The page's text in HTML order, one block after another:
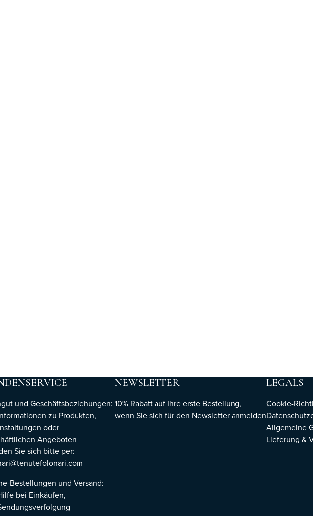
und Geschäftsbeziehungen:
zu Produkten,
oder
Angeboten
Sie sich bitte per:
Bestellungen und Versand:
bei Einkäufen,
NEWSLETTER
10% Rabatt auf Ihre erste Bestellung,
wenn Sie sich für den Newsletteranmelden
LEGALS
Cookie-
Allgemeine
Lieferung &